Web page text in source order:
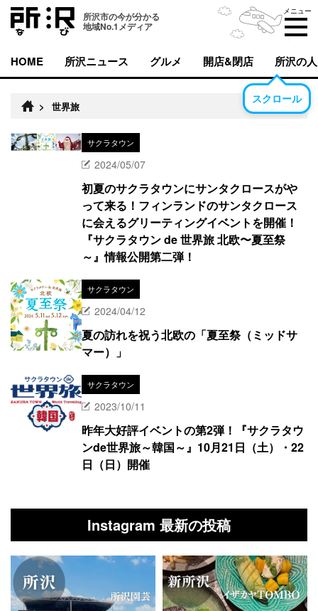
所沢市の今が分かる
地域No.1メディア
メニュー
HOME 所沢ニュース グルメ 開店&閉店 所沢の人
スクロール
> 世界旅
サクラタウン
2024/05/07
初夏のサクラタウンにサンタクロースがや
って来る！フィンランドのサンタクロース
に会えるグリーティングイベントを開催！
『サクラタウン de 世界旅 北欧〜夏至祭
～』情報公開第二弾！
サクラタウン
2024/04/12
夏の訪れを祝う北欧の「夏至祭（ミッドサ
マー）」
サクラタウン
2023/10/11
昨年大好評イベントの第2弾！『サクラタウ
ンde世界旅～韓国～』10月21日（土）・22
日（日）開催
Instagram 最新の投稿